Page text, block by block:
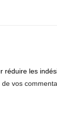
réduire les
vos